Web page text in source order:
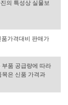
의 특성상 실물보
가격대비 판매가
품 공급량에 따라
목은 신품 가격과